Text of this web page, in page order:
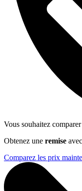
Vous souhaitez
Obtenez une remise
Comparez les prix